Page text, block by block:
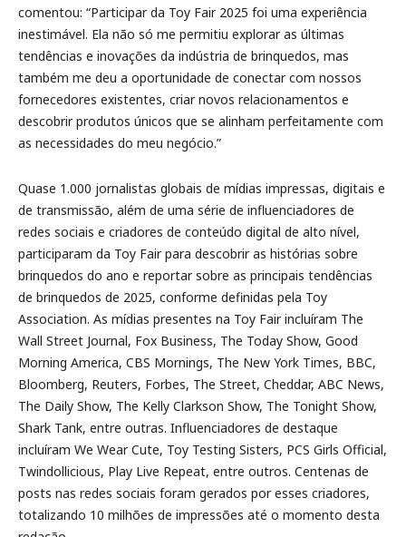
comentou: “Participar da Toy Fair 2025 foi uma experiência
inestimável. Ela não só me permitiu explorar as últimas
tendências e inovações da indústria de brinquedos, mas
também me deu a oportunidade de conectar com nossos
fornecedores existentes, criar novos relacionamentos e
descobrir produtos únicos que se alinham perfeitamente com
as necessidades do meu negócio.”
Quase 1.000 jornalistas globais de mídias impressas, digitais e
de transmissão, além de uma série de influenciadores de
redes sociais e criadores de conteúdo digital de alto nível,
participaram da Toy Fair para descobrir as histórias sobre
brinquedos do ano e reportar sobre as principais tendências
de brinquedos de 2025, conforme definidas pela Toy
Association. As mídias presentes na Toy Fair incluíram The
Wall Street Journal, Fox Business, The Today Show, Good
Morning America, CBS Mornings, The New York Times, BBC,
Bloomberg, Reuters, Forbes, The Street, Cheddar, ABC News,
The Daily Show, The Kelly Clarkson Show, The Tonight Show,
Shark Tank, entre outras. Influenciadores de destaque
incluíram We Wear Cute, Toy Testing Sisters, PCS Girls Official,
Twindollicious, Play Live Repeat, entre outros. Centenas de
posts nas redes sociais foram gerados por esses criadores,
totalizando 10 milhões de impressões até o momento desta